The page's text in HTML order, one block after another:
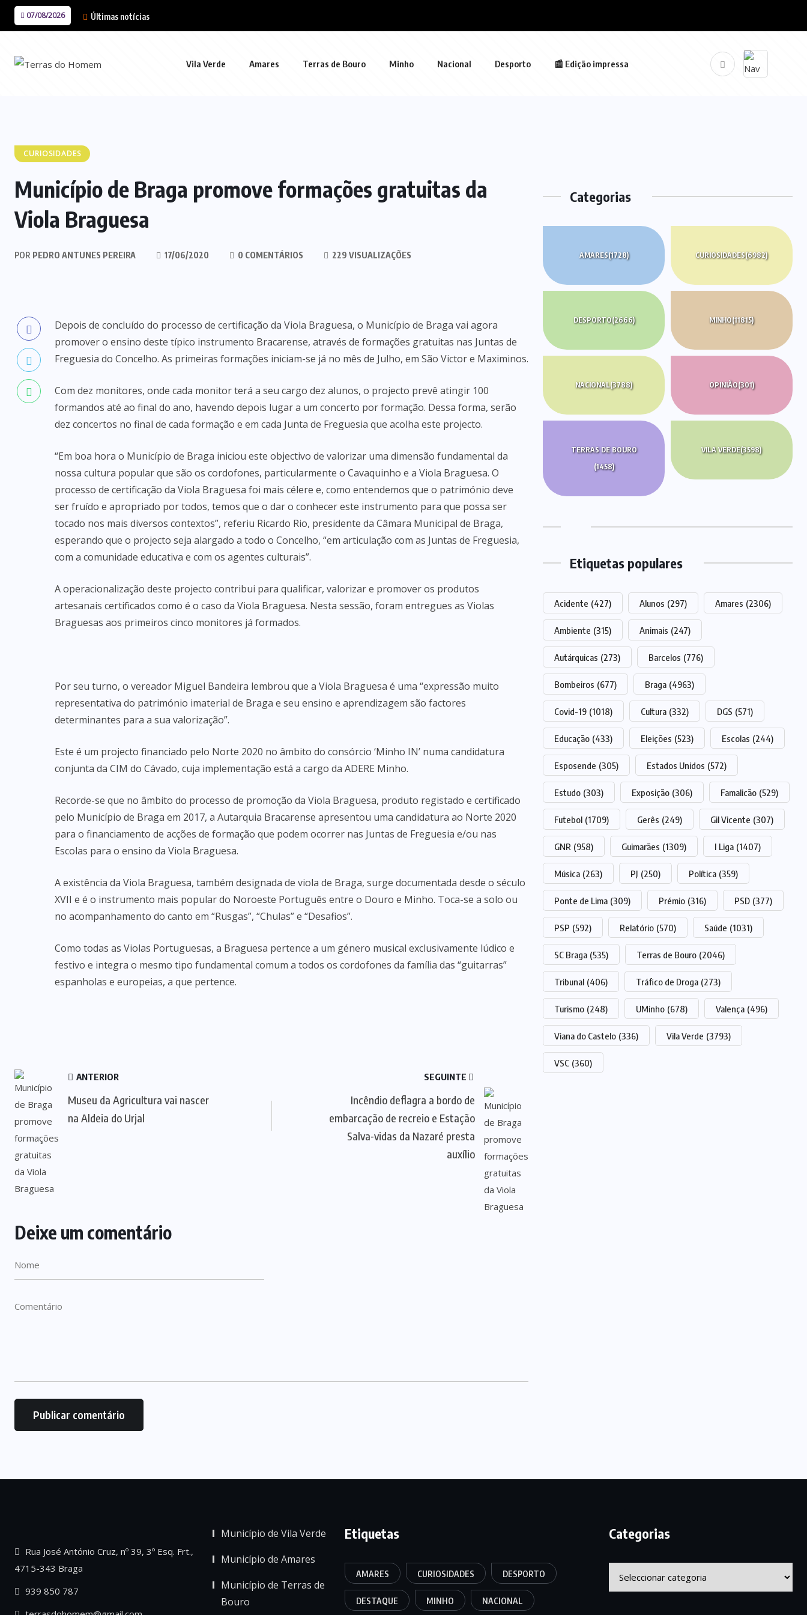
07/08/2026 Últimas notícias
Vila Verde Amares Terras de Bouro Minho Nacional Desporto 📰 Edição impressa
CURIOSIDADES
Município de Braga promove formações gratuitas da
Viola Braguesa
POR PEDRO ANTUNES PEREIRA 17/06/2020 0 COMENTÁRIOS 229 VISUALIZAÇÕES
Depois de concluído do processo de certificação da Viola Braguesa, o Município de Braga vai agora
promover o ensino deste típico instrumento Bracarense, através de formações gratuitas nas Juntas de
Freguesia do Concelho. As primeiras formações iniciam-se já no mês de Julho, em São Victor e Maximinos.
Com dez monitores, onde cada monitor terá a seu cargo dez alunos, o projecto prevê atingir 100
formandos até ao final do ano, havendo depois lugar a um concerto por formação. Dessa forma, serão
dez concertos no final de cada formação e em cada Junta de Freguesia que acolha este projecto.
“Em boa hora o Município de Braga iniciou este objectivo de valorizar uma dimensão fundamental da
nossa cultura popular que são os cordofones, particularmente o Cavaquinho e a Viola Braguesa. O
processo de certificação da Viola Braguesa foi mais célere e, como entendemos que o património deve
ser fruído e apropriado por todos, temos que o dar o conhecer este instrumento para que possa ser
tocado nos mais diversos contextos”, referiu Ricardo Rio, presidente da Câmara Municipal de Braga,
esperando que o projecto seja alargado a todo o Concelho, “em articulação com as Juntas de Freguesia,
com a comunidade educativa e com os agentes culturais”.
A operacionalização deste projecto contribui para qualificar, valorizar e promover os produtos
artesanais certificados como é o caso da Viola Braguesa. Nesta sessão, foram entregues as Violas
Braguesas aos primeiros cinco monitores já formados.
Por seu turno, o vereador Miguel Bandeira lembrou que a Viola Braguesa é uma “expressão muito
representativa do património imaterial de Braga e seu ensino e aprendizagem são factores
determinantes para a sua valorização”.
Este é um projecto financiado pelo Norte 2020 no âmbito do consórcio ‘Minho IN’ numa candidatura
conjunta da CIM do Cávado, cuja implementação está a cargo da ADERE Minho.
Recorde-se que no âmbito do processo de promoção da Viola Braguesa, produto registado e certificado
pelo Município de Braga em 2017, a Autarquia Bracarense apresentou uma candidatura ao Norte 2020
para o financiamento de acções de formação que podem ocorrer nas Juntas de Freguesia e/ou nas
Escolas para o ensino da Viola Braguesa.
A existência da Viola Braguesa, também designada de viola de Braga, surge documentada desde o século
XVII e é o instrumento mais popular do Noroeste Português entre o Douro e Minho. Toca-se a solo ou
no acompanhamento do canto em “Rusgas”, “Chulas” e “Desafios”.
Como todas as Violas Portuguesas, a Braguesa pertence a um género musical exclusivamente lúdico e
festivo e integra o mesmo tipo fundamental comum a todos os cordofones da família das “guitarras”
espanholas e europeias, a que pertence.
ANTERIOR
Museu da Agricultura vai nascer
na Aldeia do Urjal
SEGUINTE
Incêndio deflagra a bordo de
embarcação de recreio e Estação
Salva-vidas da Nazaré presta
auxílio
Deixe um comentário
Categorias
AMARES(1728) CURIOSIDADES(6982)
DESPORTO(2666) MINHO(11815)
NACIONAL(3788) OPINIÃO(301)
TERRAS DE BOURO
(1458)
VILA VERDE(3598)
Etiquetas populares
Acidente (427) Alunos (297) Amares (2306)
Ambiente (315) Animais (247)
Autárquicas (273) Barcelos (776)
Bombeiros (677) Braga (4963)
Covid-19 (1018) Cultura (332) DGS (571)
Educação (433) Eleições (523) Escolas (244)
Esposende (305) Estados Unidos (572)
Estudo (303) Exposição (306) Famalicão (529)
Futebol (1709) Gerês (249) Gil Vicente (307)
GNR (958) Guimarães (1309) I Liga (1407)
Música (263) PJ (250) Política (359)
Ponte de Lima (309) Prémio (316) PSD (377)
PSP (592) Relatório (570) Saúde (1031)
SC Braga (535) Terras de Bouro (2046)
Tribunal (406) Tráfico de Droga (273)
Turismo (248) UMinho (678) Valença (496)
Viana do Castelo (336) Vila Verde (3793)
VSC (360)
Rua José António Cruz, nº 39, 3º Esq. Frt.,
4715-343 Braga
939 850 787
Município de Vila Verde
Município de Amares
Município de Terras de
Bouro
Etiquetas
AMARES CURIOSIDADES DESPORTO
DESTAQUE MINHO NACIONAL
Categorias